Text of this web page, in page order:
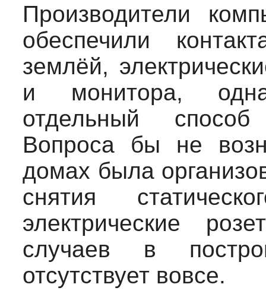
Производители
обеспечили
землёй,
и монитора,
отдельный
Вопроса бы не
домах была
снятия
электрические
случаев в
отсутствует вовсе.